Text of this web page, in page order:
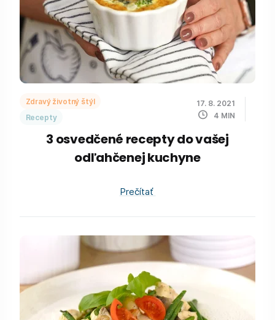
Zdravý životný štýl
Recepty
17. 8. 2021
4 MIN
3 osvedčené recepty do vašej
odľahčenej kuchyne
Prečítať